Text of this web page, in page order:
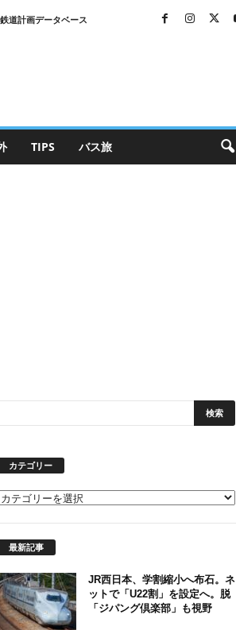
鉄道計画データベース
TIPS バス旅
カテゴリー
カ
最新記事
JR西日本、学割縮小へ布石。ネ
ットで「U22割」を設定へ。脱
「ジパング倶楽部」も視野